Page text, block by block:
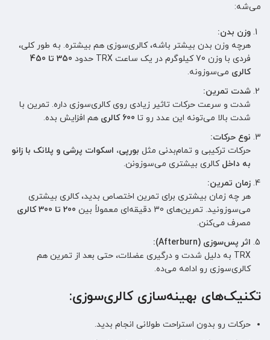
می‌شه:
وزن بدن:
هرچه وزن بدن بیشتر باشه، کالری‌سوزی هم بیشتره. به طور کلی،
فردی با وزن 70 کیلوگرم در یک ساعت TRX حدود
350 تا 450
کالری می‌سوزونه.
شدت تمرین:
شدت و سرعت حرکات تاثیر زیادی روی کالری‌سوزی داره. تمرین با
شدت بالا می‌تونه این عدد رو تا 600 کالری
هم افزایش بده.
نوع حرکات:
حرکات ترکیبی و تمام‌بدنی مثل بورپی، اسکوات پرشی و پلانک با زانو
به داخل کالری بیشتری می‌سوزونن.
زمان تمرین:
هر چه زمان بیشتری برای تمرین اختصاص بدید، کالری بیشتری
می‌سوزونید. تمرین‌های 30 دقیقه‌ای معمولاً بین
200 تا 300 کالری
مصرف می‌کنن.
اثر پس‌سوزی (Afterburn):
TRX به دلیل شدت و درگیری عضلات، حتی بعد از تمرین هم
کالری‌سوزی رو ادامه می‌ده.
تکنیک‌های بهینه‌سازی کالری‌سوزی:
حرکات رو بدون استراحت طولانی انجام بدید.